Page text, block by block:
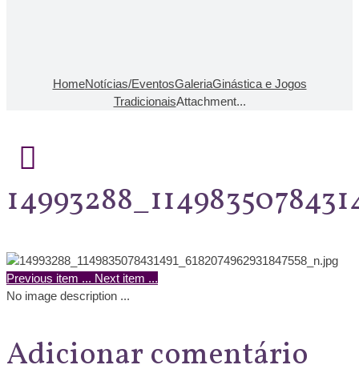
HomeNotícias/EventosGaleriaGinástica e Jogos
TradicionaisAttachment...
Previous item ... Next item ...
No image description ...
Adicionar comentário